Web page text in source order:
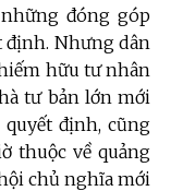
đóng góp
định. Nhưng dân
hữu tư nhân
tư bản lớn mới
định, cũng
thuộc về quảng
chủ nghĩa mới